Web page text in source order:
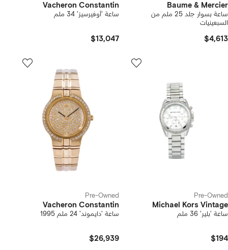
Baume & Mercier
ساعة بسوار جلد 25 ملم من
السبعينيات
$4,613
Vacheron Constantin
ساعة 'أوفيرسيز' 34 ملم
$13,047
Pre-Owned
Michael Kors Vintage
ساعة 'بلير' 36 ملم
$194
Pre-Owned
Vacheron Constantin
ساعة 'دايموند' 24 ملم 1995
$26,939